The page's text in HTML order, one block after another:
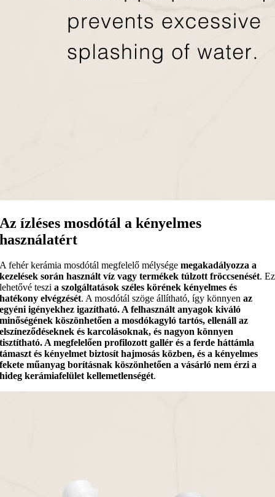
Az ízléses mosdótál a kényelmes
használatért
A fehér kerámia mosdótál megfelelő mélységemegakadályozza a
kezelések során használt víz vagy termékek túlzott fröccsenését. Ez
lehetővé teszia szolgáltatások széles körének kényelmes és
hatékony elvégzését. A mosdótál szöge állítható, így könnyenaz
egyéni igényekhezigazítható. A felhasznált anyagok kiváló
minőségének köszönhetően a mosdókagylótartós, ellenáll az
elszíneződéseknek és karcolásoknak, és nagyon könnyen
tisztítható. A megfelelően profilozott gallér és a ferde háttámla
támaszt és kényelmetbiztosít hajmosás közben, és akényelmes
fekete műanyag borításnak köszönhetően a vásárló nem érzi a
hideg kerámiafelület kellemetlenségét.